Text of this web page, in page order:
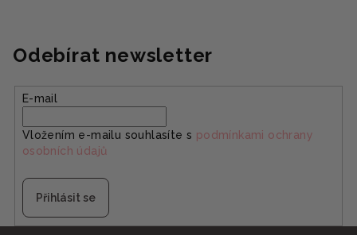
Odebírat newsletter
E-mail
Vložením e-mailu souhlasíte s podmínkami ochrany
osobních údajů
Přihlásit se